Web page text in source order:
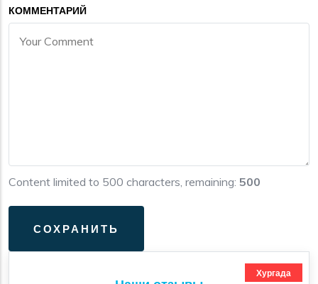
КОММЕНТАРИЙ
Content limited to 500 characters, remaining: 500
Хургада